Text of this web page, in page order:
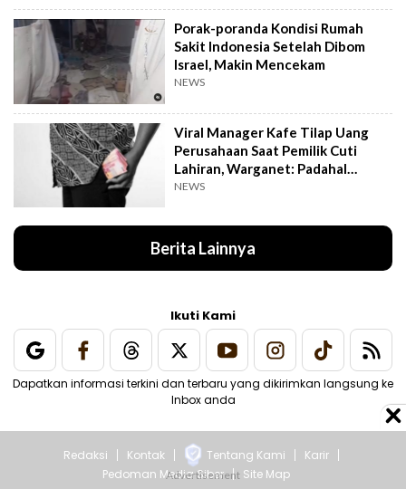
Porak-poranda Kondisi Rumah
Sakit Indonesia Setelah Dibom
Israel, Makin Mencekam
NEWS
Viral Manager Kafe Tilap Uang
Perusahaan Saat Pemilik Cuti
Lahiran, Warganet: Padahal
Enggak Gede Banget
NEWS
Berita Lainnya
Ikuti Kami
Dapatkan informasi terkini dan terbaru yang dikirimkan langsung ke
Inbox anda
Redaksi Kontak Tentang Kami
Karir
Pedoman Media Siber
Site Map